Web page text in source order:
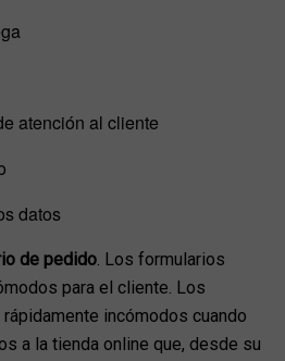
al cliente
datos
de pedido. Los formularios
para el cliente. Los
incómodos cuando
a la tienda online que, desde su